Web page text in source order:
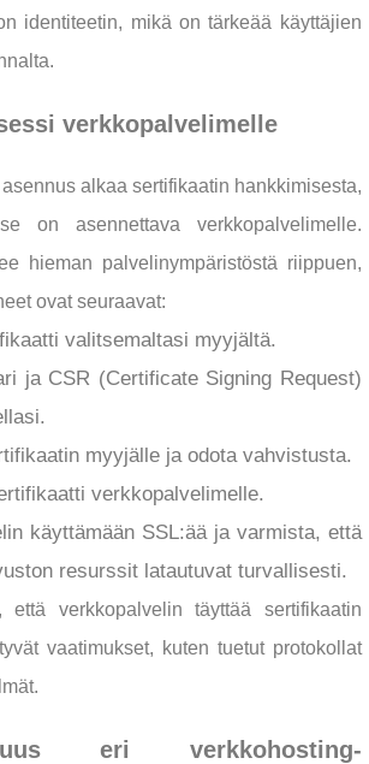
identiteetin, mikä on tärkeää käyttäjien
verkkopalvelimelle
alkaa sertifikaatin hankkimisesta,
on asennettava verkkopalvelimelle.
hieman palvelinympäristöstä riippuen,
ovat seuraavat:
valitsemaltasi myyjältä.
ja CSR (Certificate Signing Request)
myyjälle ja odota vahvistusta.
verkkopalvelimelle.
käyttämään SSL:ää ja varmista, että
resurssit latautuvat turvallisesti.
että verkkopalvelin täyttää sertifikaatin
vaatimukset, kuten tuetut protokollat
eri verkkohosting-